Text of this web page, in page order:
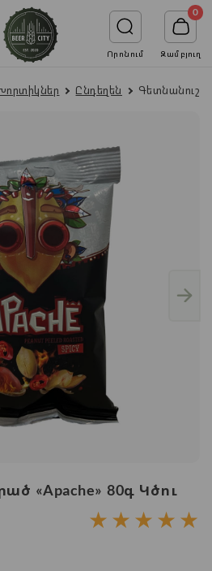
Որոնում
0
Զամբյուղ
Ընդեղեն Գետնանուշ
«Apache» 80գ Կծու
★
★
★
★
★